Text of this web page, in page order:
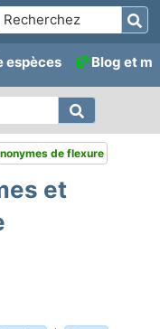
espèces Blog et
de flexure
et